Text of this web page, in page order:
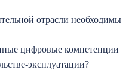
отрасли необходимы
цифровые компетенции
эксплуатации?